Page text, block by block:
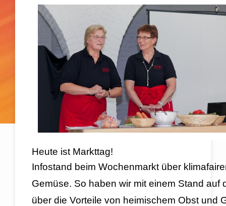
Heute ist Markttag!
Infostand beim Wochenmarkt über
Gemüse. So haben wir mit einem Stand auf
über die Vorteile von heimischem Obst und